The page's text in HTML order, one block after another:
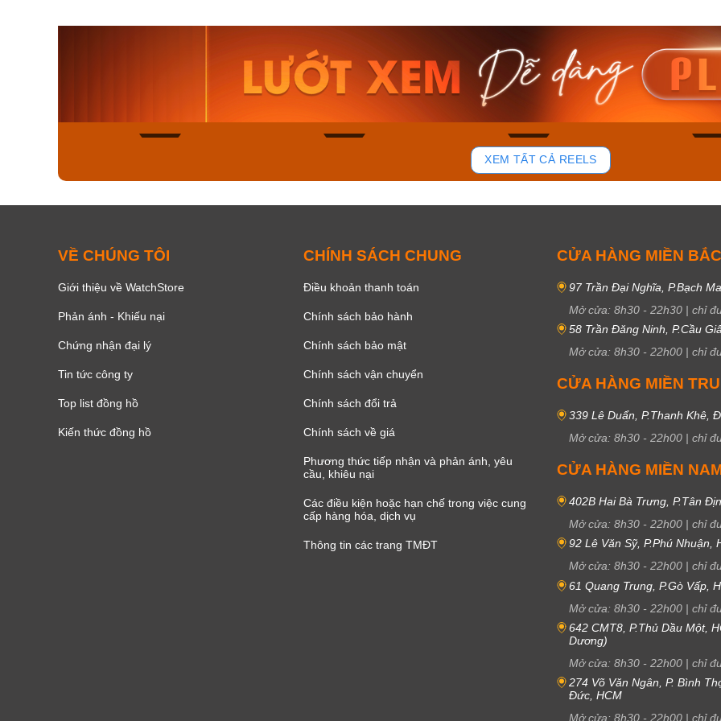
Casio Nam MTS-
115D-1AVDF
2.823.000₫
2.399.550₫
Mua ngay
51
Casio Nam MTS-
RS100L-1AVDF
4.276.000₫
3.634.600₫
Casio
230EL-
Mua
XEM TẤT CẢ REELS
VỀ CHÚNG TÔI
Giới thiệu về WatchStore
Phản ánh - Khiếu nại
Chứng nhận đại lý
Tin tức công ty
Top list đồng hồ
Kiến thức đồng hồ
CHÍNH SÁCH CHUNG
Điều khoản thanh toán
Chính sách bảo hành
Chính sách bảo mật
Chính sách vận chuyển
Chính sách đổi trả
Chính sách về giá
Phương thức tiếp nhận và phản ánh, yêu
cầu, khiêu nại
Các điều kiện hoặc hạn chế trong việc cung
cấp hàng hóa, dịch vụ
Thông tin các trang TMĐT
CỬA HÀNG MIỀN BẮC
97 Trần Đại Nghĩa, P.Bạch
Mở cửa: 8h30 - 22h30 | chỉ
58 Trần Đăng Ninh, P.Cầu
Mở cửa: 8h30 - 22h00 | chỉ
CỬA HÀNG MIỀN
339 Lê Duẩn, P.Thanh Khê,
Mở cửa: 8h30 - 22h00 | chỉ
CỬA HÀNG MIỀN
402B Hai Bà Trưng, P.Tân
Mở cửa: 8h30 - 22h00 | chỉ
92 Lê Văn Sỹ, P.Phú Nhuận,
Mở cửa: 8h30 - 22h00 | chỉ
61 Quang Trung, P.Gò Vấp,
Mở cửa: 8h30 - 22h00 | chỉ
642 CMT8, P.Thủ Dầu Một,
Dương)
Mở cửa: 8h30 - 22h00 | chỉ
274 Võ Văn Ngân, P. Bình
Đức, HCM
Mở cửa: 8h30 - 22h00 | chỉ